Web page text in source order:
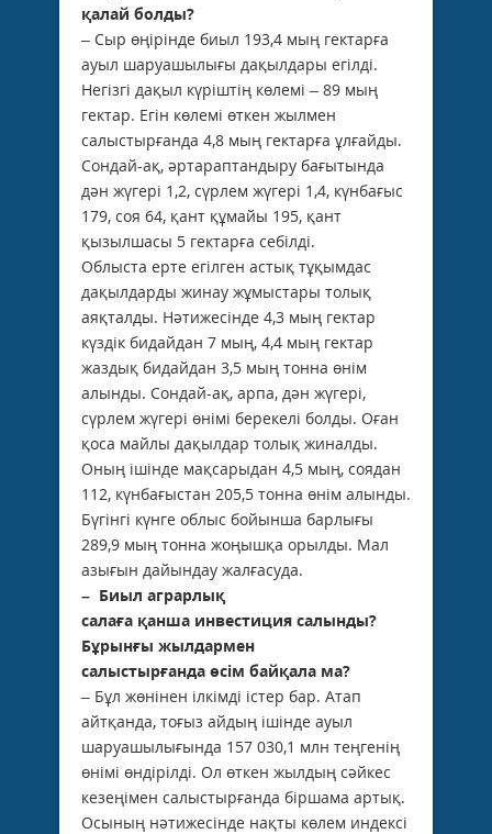
қалай болды?
– Сыр өңірінде биыл 193,4 мың гектарға
ауыл шаруашылығы дақылдары егілді.
Негізгі дақыл күрiштің көлемі – 89 мың
гектар. Егін көлемі өткен жылмен
салыстырғанда 4,8 мың гектарға ұлғайды.
Сондай-ақ, әртараптандыру бағытында
дән жүгері 1,2, сүрлем жүгері 1,4, күнбағыс
179, соя 64, қант құмайы 195, қант
қызылшасы 5 гектарға себілді.
Облыста ерте егілген астық тұқымдас
дақылдарды жинау жұмыстары толық
аяқталды. Нәтижесінде 4,3 мың гектар
күздік бидайдан 7 мың, 4,4 мың гектар
жаздық бидайдан 3,5 мың тонна өнім
алынды. Сондай-ақ, арпа, дән жүгері,
сүрлем жүгері өнімі берекелі болды. Оған
қоса майлы дақылдар толық жиналды.
Оның ішінде мақсарыдан 4,5 мың, соядан
112, күнбағыстан 205,5 тонна өнім алынды.
Бүгінгі күнге облыс бойынша барлығы
289,9 мың тонна жоңышқа орылды. Мал
азығын дайындау жалғасуда.
– Биыл аграрлық
салаға қанша инвестиция салынды?
Бұрынғы жылдармен
салыстырғанда өсім байқала ма?
– Бұл жөнінен ілкімді істер бар. Атап
айтқанда, тоғыз айдың ішінде ауыл
шаруашылығында 157 030,1 млн теңгенің
өнімі өндірілді. Ол өткен жылдың сәйкес
кезеңімен салыстырғанда біршама артық.
Осының нәтижесінде нақты көлем индексі